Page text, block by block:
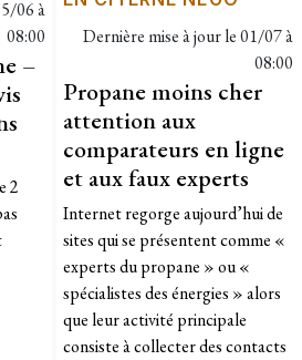
06 à
08:00
–
2
Dernière mise à jour le01/07 à
08:00
Propane moins cher
attention aux
comparateurs en ligne
et aux faux experts
Internet regorge aujourd’hui de
sites qui se présentent comme «
experts du propane » ou «
spécialistes des énergies » alors
que leur activité principale
consiste à collecter des contacts